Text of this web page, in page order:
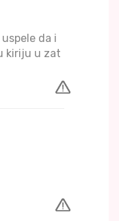
da i
kiriju u zat